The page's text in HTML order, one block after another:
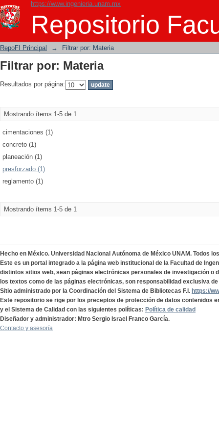
https://www.ingenieria.unam.mx
Repositorio
Filtrar por: Materia
RepoFI Principal → Filtrar por: Materia
Filtrar por: Materia
Resultados por página:
Mostrando ítems 1-5 de 1
cimentaciones (1)
concreto (1)
planeación (1)
presforzado (1)
reglamento (1)
Mostrando ítems 1-5 de 1
Hecho en México. Universidad Nacional Autónoma de México UNAM. Todos
Este es un portal integrado a la página web institucional de la Facultad de
distintos sitios web, sean páginas electrónicas personales de investigación o
los textos como de las páginas electrónicas, son responsabilidad exclusiva
Sitio administrado por la Coordinación del Sistema de Bibliotecas F.I. https://
Este repositorio se rige por los preceptos de protección de datos contenidos
y el Sistema de Calidad con las siguientes políticas: Política de calidad
Diseñador y administrador: Mtro Sergio Israel Franco García.
Contacto y asesoría